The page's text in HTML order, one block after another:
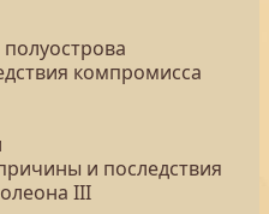
компромисса
и последствия
III